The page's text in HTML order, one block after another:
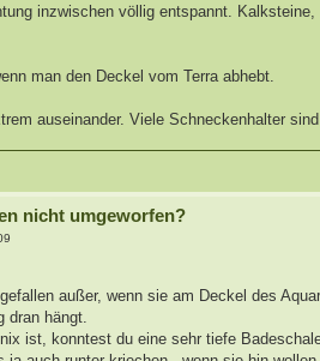
inzwischen völlig entspannt.
man den Deckel vom Terra abhebt.
auseinander. Viele Schneckenhalter
nicht umgeworfen?
außer, wenn sie am Deckel des
dran hängt.
ist, konntest du eine sehr tiefe